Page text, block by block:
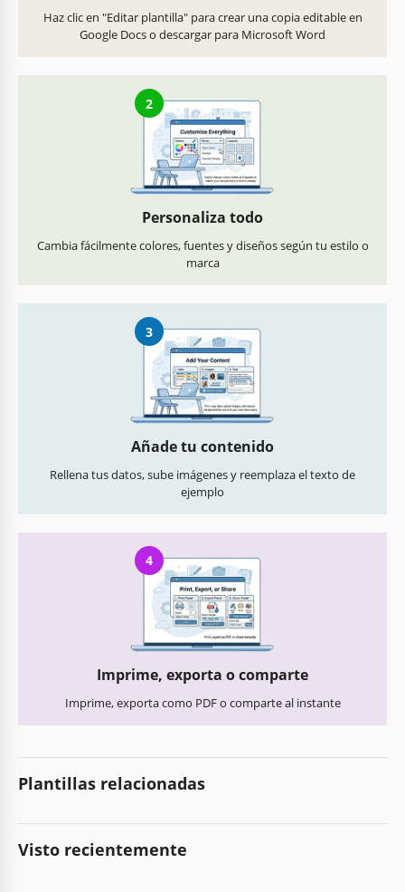
Haz clic en "Editar plantilla" para crear una copia editable en
Google Docs o descargar para Microsoft Word
2
Personaliza todo
Cambia fácilmente colores, fuentes y diseños según tu estilo o
marca
3
Añade tu contenido
Rellena tus datos, sube imágenes y reemplaza el texto de
ejemplo
4
Imprime, exporta o comparte
Imprime, exporta como PDF o comparte al instante
Plantillas relacionadas
Visto recientemente